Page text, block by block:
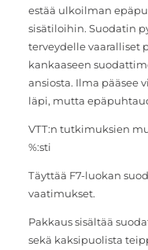
estää ulkoilman
sisätiloihin. Suodatin
terveydelle vaaralliset
kankaaseen
ansiosta. Ilma pääsee
läpi, mutta
VTT:n tutkimuksien
%:sti
Täyttää F7-luokan
vaatimukset.
Pakkaus sisältää
sekä kaksipuolista